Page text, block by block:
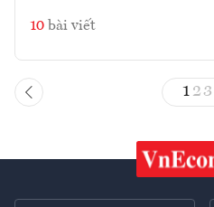
10 bài viết
1 23